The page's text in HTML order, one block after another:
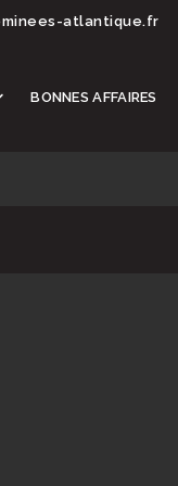
atlantique.fr
BONNES AFFAIRES